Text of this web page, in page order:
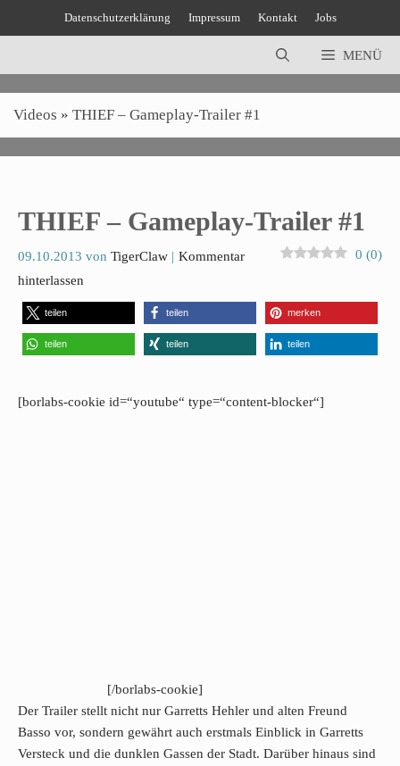
Datenschutzerklärung Impressum Kontakt Jobs
MENÜ
Videos » THIEF – Gameplay-Trailer #1
THIEF – Gameplay-Trailer #1
09.10.2013 von TigerClaw 0 (0)
Kommentar
hinterlassen
teilen teilen merken
teilen teilen teilen
[borlabs-cookie id=“youtube“ type=“content-blocker“]
[/borlabs-cookie]
Der Trailer stellt nicht nur Garretts Hehler und alten Freund
Basso vor, sondern gewährt auch erstmals Einblick in Garretts
Versteck und die dunklen Gassen der Stadt. Darüber hinaus sind